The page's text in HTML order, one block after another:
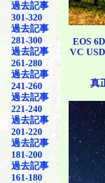
過去記事
301-320
過去記事
281-300
過去記事
261-280
過去記事
241-260
過去記事
221-240
過去記事
201-220
過去記事
181-200
過去記事
161-180
EOS
VC
真